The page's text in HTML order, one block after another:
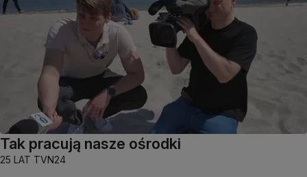
Tak pracują nasze ośrodki
25 LAT TVN24